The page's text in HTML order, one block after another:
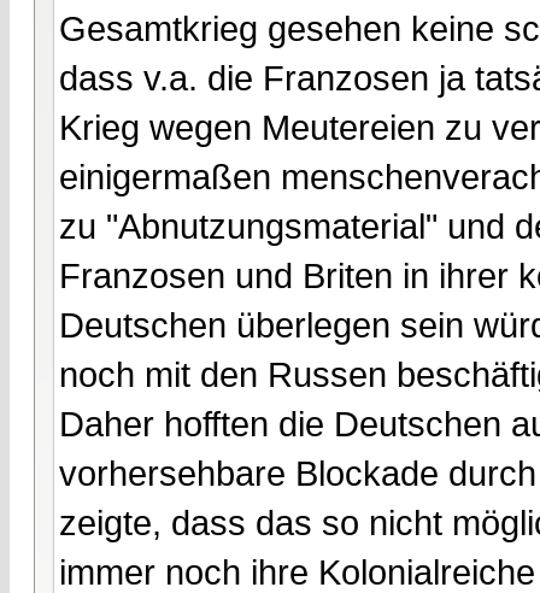
Gesamtkrieg gesehen keine
dass v.a. die Franzosen ja
Krieg wegen Meutereien zu
einigermaßen
zu "Abnutzungsmaterial" und
Franzosen und Briten in ihrer
Deutschen überlegen sein
noch mit den Russen
Daher hofften die Deutschen
vorhersehbare Blockade
zeigte, dass das so nicht
immer noch ihre